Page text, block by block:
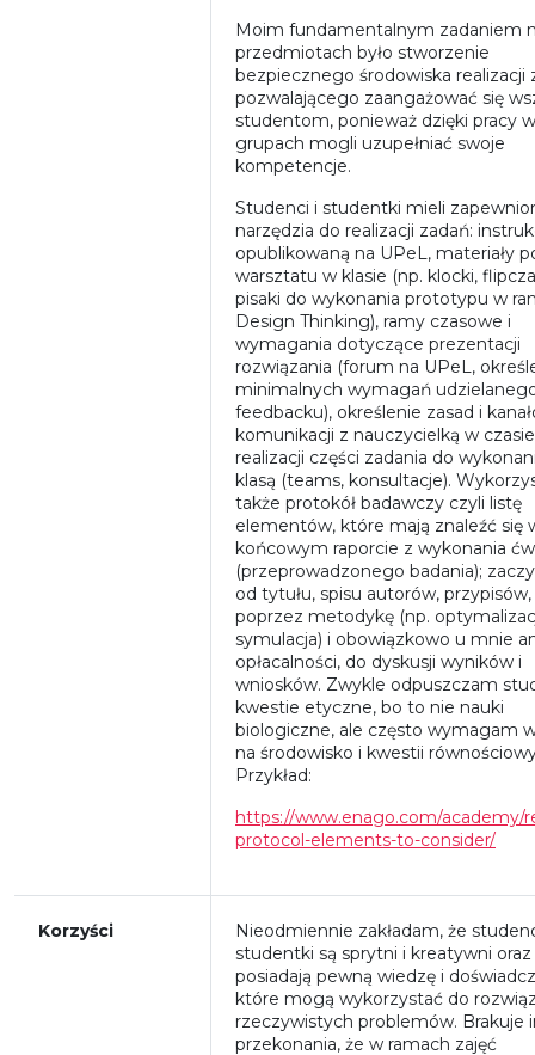
Moim fundamentalnym zadaniem
przedmiotach było stworzenie
bezpiecznego środowiska realizacji
pozwalającego zaangażować się
studentom, ponieważ dzięki pracy w
grupach mogli uzupełniać swoje
kompetencje.
Studenci i studentki mieli
narzędzia do realizacji zadań:
opublikowaną na UPeL, materiały
warsztatu w klasie (np. klocki,
pisaki do wykonania prototypu w
Design Thinking), ramy czasowe i
wymagania dotyczące prezentacji
rozwiązania (forum na UPeL,
minimalnych wymagań
feedbacku), określenie zasad i
komunikacji z nauczycielką w czasie
realizacji części zadania do
klasą (teams, konsultacje).
także protokół badawczy czyli listę
elementów, które mają znaleźć się
końcowym raporcie z wykonania
(przeprowadzonego badania);
od tytułu, spisu autorów, przypisów,
poprzez metodykę (np.
symulacja) i obowiązkowo u mnie
opłacalności, do dyskusji wyników i
wniosków. Zwykle odpuszczam
kwestie etyczne, bo to nie nauki
biologiczne, ale często wymagam
na środowisko i kwestii
Przykład:
https://www.enago.com/academy/
protocol-elements-to-consider/
Korzyści
Nieodmiennie zakładam, że
studentki są sprytni i kreatywni oraz
posiadają pewną wiedzę i
które mogą wykorzystać do
rzeczywistych problemów. Brakuje
przekonania, że w ramach zajęć